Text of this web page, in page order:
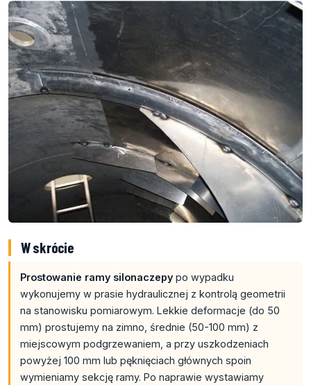
W skrócie
Prostowanie ramy silonaczepypo wypadku
wykonujemy w prasie hydraulicznej z kontrolą geometrii
na stanowisku pomiarowym. Lekkie deformacje (do 50
mm) prostujemy na zimno, średnie (50-100 mm) z
miejscowym podgrzewaniem, a przy uszkodzeniach
powyżej 100 mm lub pęknięciach głównych spoin
wymieniamy sekcję ramy. Po naprawie wystawiamy